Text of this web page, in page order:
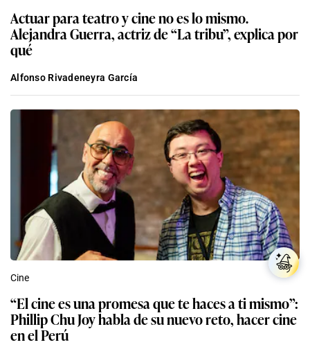
Actuar para teatro y cine no es lo mismo.
Alejandra Guerra, actriz de “La tribu”, explica por
qué
Alfonso Rivadeneyra García
Cine
“El cine es una promesa que te haces a ti mismo”:
Phillip Chu Joy habla de su nuevo reto, hacer cine
en el Perú